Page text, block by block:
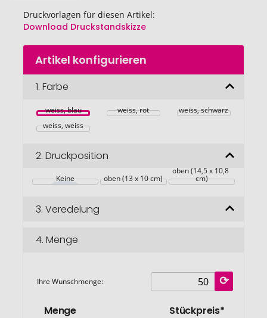
Druckvorlagen für diesen Artikel:
Download Druckstandskizze
Zum
Anfang
Bildgalerie
Artikel konfigurieren
1. Farbe
weiss, blau weiss, rot
weiss, schwarz
weiss, weiss
2. Druckposition
Keine oben (13 x 10 cm)
oben (14,5 x 10,8
cm)
3. Veredelung
4. Menge
Ihre Wunschmenge:
Menge
Stückpreis*